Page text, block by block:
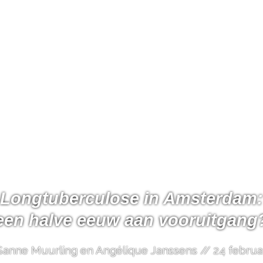
Longtuberculose in Amsterdam:
halve eeuw aan
Muurling en Angélique Janssens // 24